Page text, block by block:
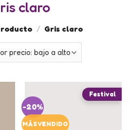
claro
/ Gris claro
-20%
MÁS VENDIDO